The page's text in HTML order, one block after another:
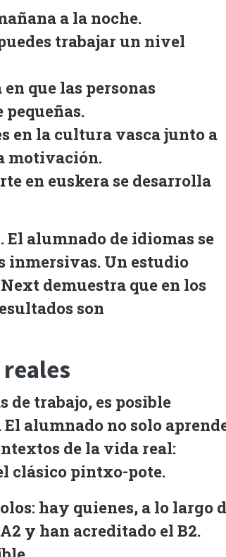
a la noche.
trabajar un nivel
que las personas
en la cultura vasca junto a
motivación.
en euskera se desarrolla
. El alumnado de idiomas se
inmersivas. Un estudio
demuestra que en los
son
de trabajo, es posible
El alumnado no solo
de la vida real:
clásico pintxo-pote.
hay quienes, a lo largo
A2 y han acreditado el B2.